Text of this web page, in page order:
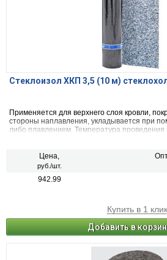
Стеклоизол ХКП 3,5 (10 м)
Применяется для верхнего слоя кровли,
стороны наплавления, укладывается при
либо плавлением. Температура
Цена,
руб./шт.
942.99
Купить в 1 клик
Добавить в